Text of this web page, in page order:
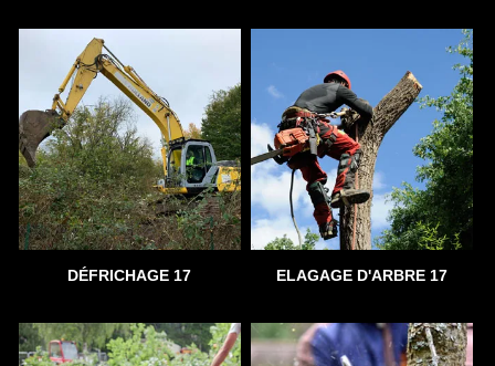
DÉFRICHAGE 17 ELAGAGE D'ARBRE 17